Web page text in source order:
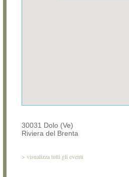
30031 Dolo (Ve)
Riviera del Brenta
> visualizza tutti gli eventi